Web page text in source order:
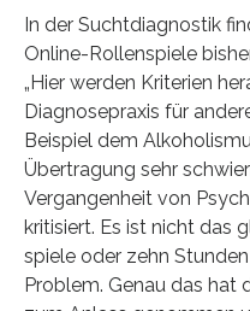
In der Suchtdiagnostik
Online-Rollenspiele
„Hier werden Kriterien
Diagnosepraxis für
Beispiel dem
Übertragung sehr
Vergangenheit von
kritisiert. Es ist nicht das
spiele oder zehn
Problem. Genau das hat